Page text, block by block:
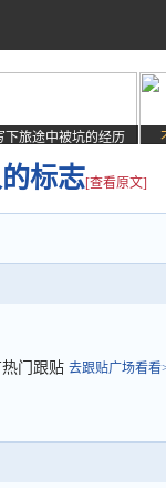
下旅途中被坑的经历
标志[查看原文]
门跟贴 去跟贴广场看看